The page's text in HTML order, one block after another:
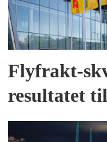
Flyfrakt-
resultatet